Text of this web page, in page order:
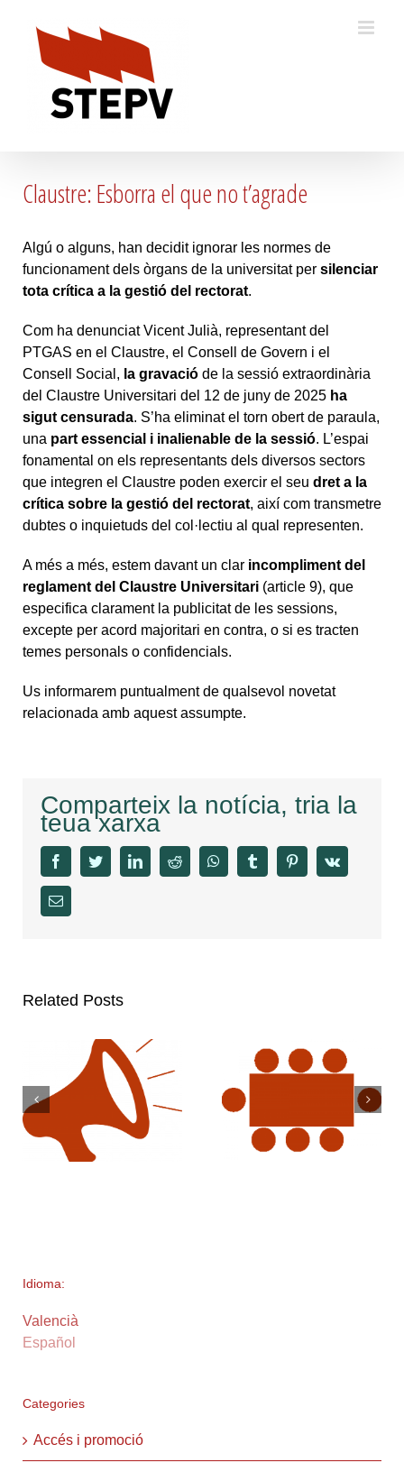
content
Claustre: Esborra el que no t’agrade
Algú o alguns, han decidit ignorar les normes de
funcionament dels òrgans de la universitat per silenciar
tota crítica a la gestió del rectorat.
Com ha denunciat Vicent Julià, representant del
PTGAS en el Claustre, el Consell de Govern i el
Consell Social, la gravació de la sessió extraordinària
del Claustre Universitari del 12 de juny de 2025 ha
sigut censurada. S’ha eliminat el torn obert de paraula,
una part essencial i inalienable de la sessió. L’espai
fonamental on els representants dels diversos sectors
que integren el Claustre poden exercir el seu dret a la
crítica sobre la gestió del rectorat, així com transmetre
dubtes o inquietuds del col·lectiu al qual representen.
A més a més, estem davant un clar incompliment del
reglament del Claustre Universitari (article 9), que
especifica clarament la publicitat de les sessions,
excepte per acord majoritari en contra, o si es tracten
temes personals o confidencials.
Us informarem puntualment de qualsevol novetat
relacionada amb aquest assumpte.
Comparteix la notícia, tria la
teua xarxa
facebooktwitter linkedinreddit whatsapptumblr pinterestvk
Email
Related Posts
Idioma:
Valencià
Español
Categories
Accés i promoció